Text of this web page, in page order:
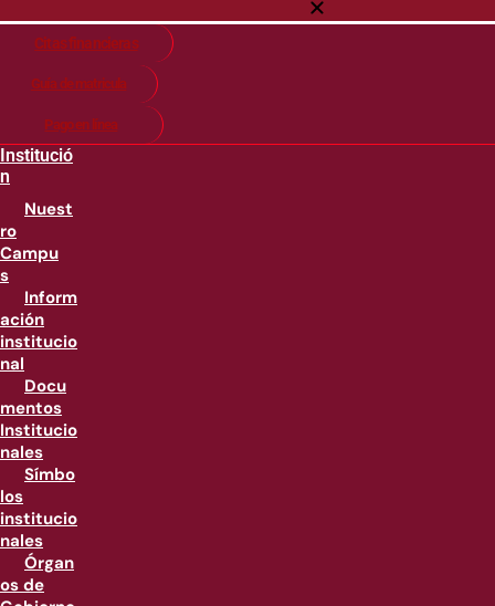
Citas financieras
Guía de matricula
Pago en línea
Institució
n
Nuest
ro
Campu
s
Inform
ación
institucio
nal
Docu
mentos
Institucio
nales
Símbo
los
institucio
nales
Órgan
os de